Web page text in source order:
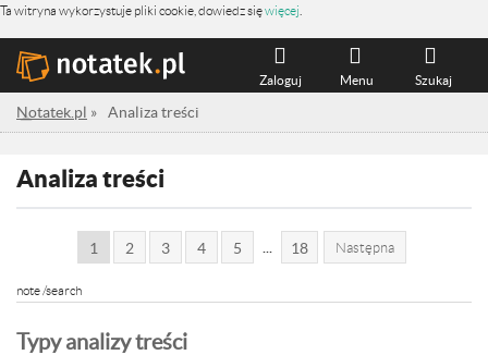
Ta witryna wykorzystuje pliki cookie, dowiedz sięwięcej
Szukaj
Menu
Zaloguj
Notatek.pl » Analiza treści
Analiza treści
1 2 3 4 5 18 Następna
note /search
Typy analizy treści